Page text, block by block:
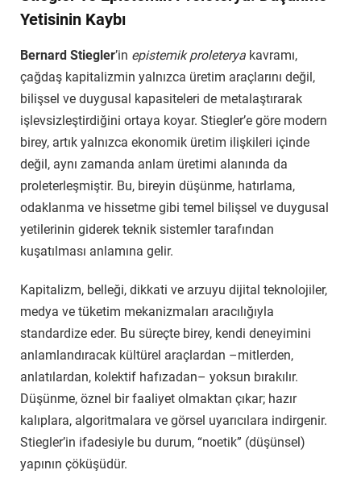
Yetisinin Kaybı
Bernard Stiegler’in epistemik proleterya kavramı,
çağdaş kapitalizmin yalnızca üretim araçlarını değil,
bilişsel ve duygusal kapasiteleri de metalaştırarak
işlevsizleştirdiğini ortaya koyar. Stiegler’e göre modern
birey, artık yalnızca ekonomik üretim ilişkileri içinde
değil, aynı zamanda anlam üretimi alanında da
proleterleşmiştir. Bu, bireyin düşünme, hatırlama,
odaklanma ve hissetme gibi temel bilişsel ve duygusal
yetilerinin giderek teknik sistemler tarafından
kuşatılması anlamına gelir.
Kapitalizm, belleği, dikkati ve arzuyu dijital teknolojiler,
medya ve tüketim mekanizmaları aracılığıyla
standardize eder. Bu süreçte birey, kendi deneyimini
anlamlandıracak kültürel araçlardan –mitlerden,
anlatılardan, kolektif hafızadan– yoksun bırakılır.
Düşünme, öznel bir faaliyet olmaktan çıkar; hazır
kalıplara, algoritmalara ve görsel uyarıcılara indirgenir.
Stiegler’in ifadesiyle bu durum, “noetik” (düşünsel)
yapının çöküşüdür.